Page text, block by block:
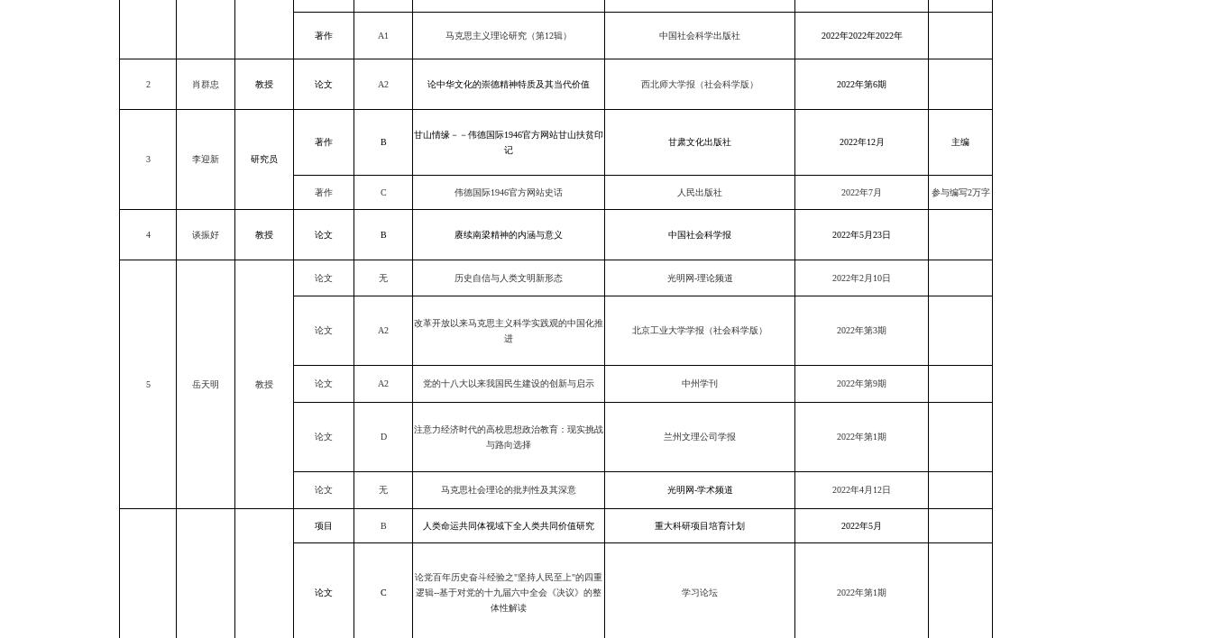
著作 A1 马克思主义理论研究（第12辑） 中国社会科学出版社 2022年2022年2022年
2 肖群忠 教授 论文 A2 论中华文化的崇德精神特质及其当代价值 西北师大学报（社会科学版） 2022年第6期
3 李迎新 研究员
著作 B
甘山情缘－－伟德国际1946官方网站甘山扶贫印
记
甘肃文化出版社 2022年12月 主编
著作 C 伟德国际1946官方网站史话 人民出版社 2022年7月 参与编写2万字
4 谈振好 教授 论文 B 赓续南梁精神的内涵与意义 中国社会科学报 2022年5月23日
5 岳天明 教授
论文 无 历史自信与人类文明新形态 光明网-理论频道 2022年2月10日
论文 A2
改革开放以来马克思主义科学实践观的中国化推
进
北京工业大学学报（社会科学版） 2022年第3期
论文 A2 党的十八大以来我国民生建设的创新与启示 中州学刊 2022年第9期
论文 D
注意力经济时代的高校思想政治教育：现实挑战
与路向选择
兰州文理公司学报 2022年第1期
论文 无 马克思社会理论的批判性及其深意 光明网-学术频道 2022年4月12日
项目 B 人类命运共同体视域下全人类共同价值研究 重大科研项目培育计划 2022年5月
论文 C
论党百年历史奋斗经验之"坚持人民至上"的四重
逻辑--基于对党的十九届六中全会《决议》的整
体性解读
学习论坛 2022年第1期